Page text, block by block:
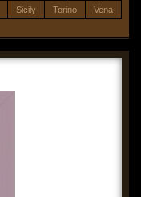
Sicily Torino
Vena